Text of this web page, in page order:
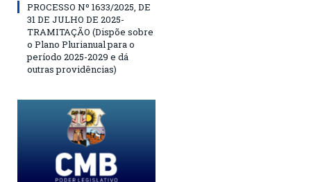
PROCESSO Nº 1633/2025, DE
31 DE JULHO DE 2025-
TRAMITAÇÃO (Dispõe sobre
o Plano Plurianual para o
período 2025-2029 e dá
outras providências)